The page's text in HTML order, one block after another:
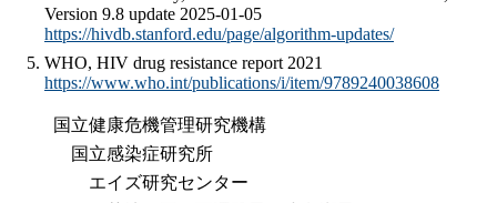
Version 9.8 update 2025-01-05
https://hivdb.stanford.edu/page/algorithm-updates/
WHO, HIV drug resistance report 2021
https://www.who.int/publications/i/item/9789240038608
国立健康危機管理研究機構
国立感染症研究所
エイズ研究センター